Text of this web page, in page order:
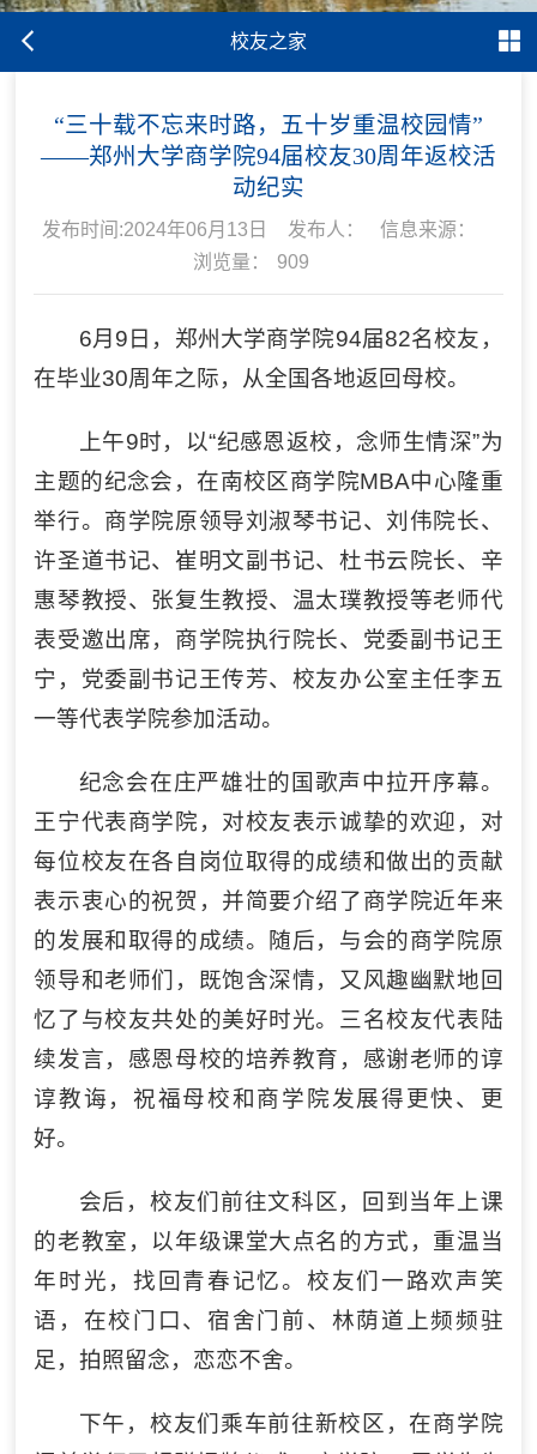
校友之家
“三十载不忘来时路，五十岁重温校园情”
——郑州大学商学院94届校友30周年返校活
动纪实
发布时间:2024年06月13日 发布人：
信息来源：
浏览量：
909
6月9日，郑州大学商学院94届82名校友，
在毕业30周年之际，从全国各地返回母校。
上午9时，以“纪感恩返校，念师生情深”为
主题的纪念会，在南校区商学院MBA中心隆重
举行。商学院原领导刘淑琴书记、刘伟院长、
许圣道书记、崔明文副书记、杜书云院长、辛
惠琴教授、张复生教授、温太璞教授等老师代
表受邀出席，商学院执行院长、党委副书记王
宁，党委副书记王传芳、校友办公室主任李五
一等代表学院参加活动。
纪念会在庄严雄壮的国歌声中拉开序幕。
王宁代表商学院，对校友表示诚挚的欢迎，对
每位校友在各自岗位取得的成绩和做出的贡献
表示衷心的祝贺，并简要介绍了商学院近年来
的发展和取得的成绩。随后，与会的商学院原
领导和老师们，既饱含深情，又风趣幽默地回
忆了与校友共处的美好时光。三名校友代表陆
续发言，感恩母校的培养教育，感谢老师的谆
谆教诲，祝福母校和商学院发展得更快、更
好。
会后，校友们前往文科区，回到当年上课
的老教室，以年级课堂大点名的方式，重温当
年时光，找回青春记忆。校友们一路欢声笑
语，在校门口、宿舍门前、林荫道上频频驻
足，拍照留念，恋恋不舍。
下午，校友们乘车前往新校区，在商学院